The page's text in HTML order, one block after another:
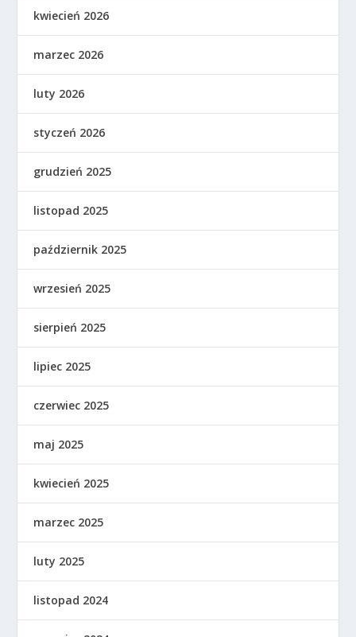
kwiecień 2026
marzec 2026
luty 2026
styczeń 2026
grudzień 2025
listopad 2025
październik 2025
wrzesień 2025
sierpień 2025
lipiec 2025
czerwiec 2025
maj 2025
kwiecień 2025
marzec 2025
luty 2025
listopad 2024